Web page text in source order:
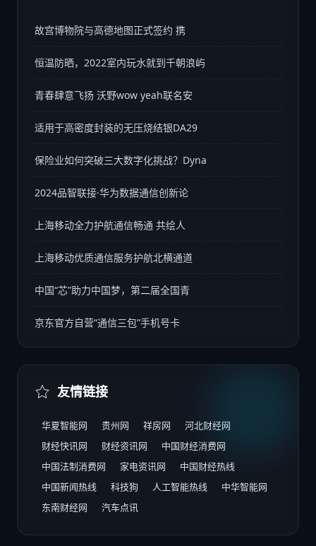
故宫博物院与高德地图正式签约 携
恒温防晒，2022室内玩水就到千朝浪屿
青春肆意飞扬 沃野wow yeah联名安
适用于高密度封装的无压烧结银DA29
保险业如何突破三大数字化挑战？Dyna
2024品智联接·华为数据通信创新论
上海移动全力护航通信畅通 共绘人
上海移动优质通信服务护航北横通道
中国“芯”助力中国梦，第二届全国青
京东官方自营“通信三包”手机号卡
友情链接
华夏智能网 贵州网 祥房网
河北财经网
财经快讯网
财经资讯网
中国财经消费网
中国法制消费网
家电资讯网
中国财经热线
中国新闻热线
科技狗 人工智能热线
中华智能网
东南财经网
汽车点讯